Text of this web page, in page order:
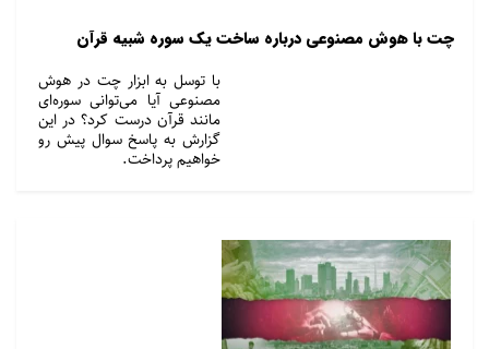
چت با هوش مصنوعی درباره ساخت یک سوره شبیه قرآن
با توسل به ابزار چت در هوش
مصنوعی آیا می‌توانی سوره‌ای
مانند قرآن درست کرد؟ در این
گزارش به پاسخ سوال پیش رو
خواهیم پرداخت.